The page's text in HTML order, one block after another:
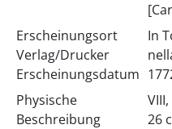
Erscheinungsort
Verlag/Drucker
Erscheinungsdatum
In
Physische
Beschreibung
26